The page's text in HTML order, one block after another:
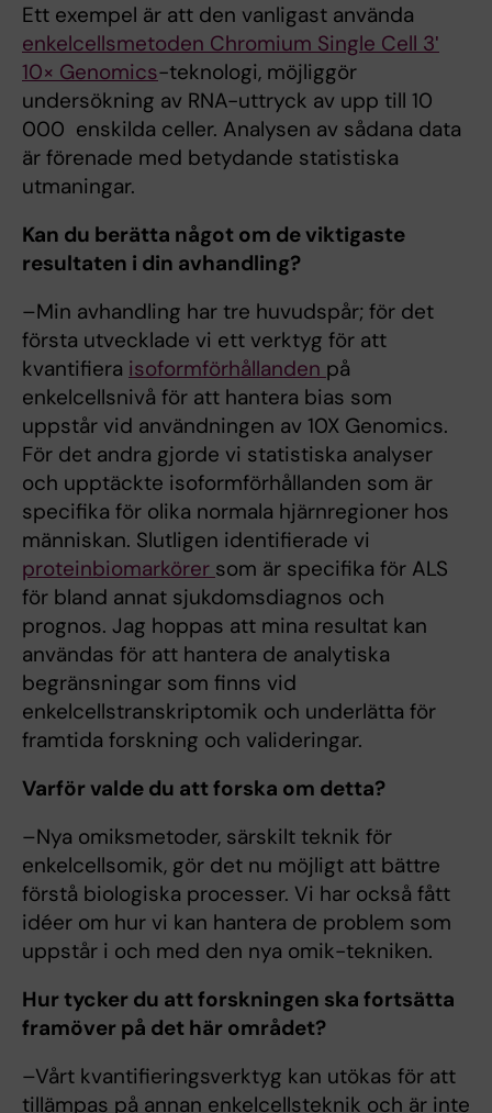
Ett exempel är att den vanligast använda
enkelcellsmetoden Chromium Single Cell 3ʹ
10× Genomics-teknologi, möjliggör
undersökning av RNA-uttryck av upp till 10
000 enskilda celler. Analysen av sådana data
är förenade med betydande statistiska
utmaningar.
Kan du berätta något om de viktigaste
resultaten i din avhandling?
–Min avhandling har tre huvudspår; för det
första utvecklade vi ett verktyg för att
kvantifiera isoformförhållanden på
enkelcellsnivå för att hantera bias som
uppstår vid användningen av 10X Genomics.
För det andra gjorde vi statistiska analyser
och upptäckte isoformförhållanden som är
specifika för olika normala hjärnregioner hos
människan. Slutligen identifierade vi
proteinbiomarkörer som är specifika för ALS
för bland annat sjukdomsdiagnos och
prognos. Jag hoppas att mina resultat kan
användas för att hantera de analytiska
begränsningar som finns vid
enkelcellstranskriptomik och underlätta för
framtida forskning och valideringar.
Varför valde du att forska om detta?
–Nya omiksmetoder, särskilt teknik för
enkelcellsomik, gör det nu möjligt att bättre
förstå biologiska processer. Vi har också fått
idéer om hur vi kan hantera de problem som
uppstår i och med den nya omik-tekniken.
Hur tycker du att forskningen ska fortsätta
framöver på det här området?
–Vårt kvantifieringsverktyg kan utökas för att
tillämpas på annan enkelcellsteknik och är inte